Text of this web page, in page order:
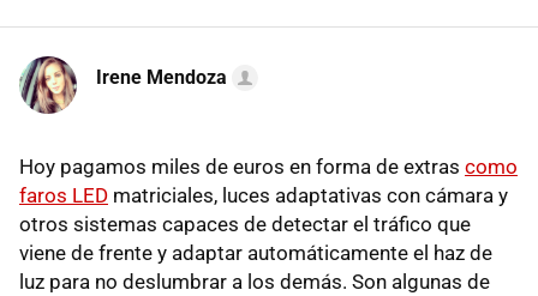
Irene Mendoza
Hoy pagamos miles de euros en forma de extras como
faros LED matriciales, luces adaptativas con cámara y
otros sistemas capaces de detectar el tráfico que
viene de frente y adaptar automáticamente el haz de
luz para no deslumbrar a los demás. Son algunas de